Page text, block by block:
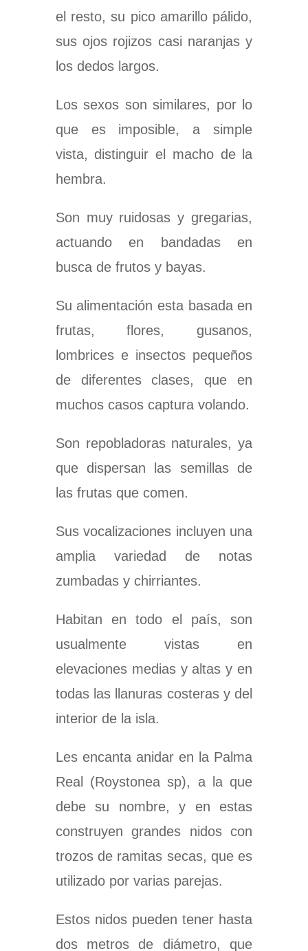
el resto, su pico amarillo pálido,
sus ojos rojizos casi naranjas y
los dedos largos.
Los sexos son similares, por lo
que es imposible, a simple
vista, distinguir el macho de la
hembra.
Son muy ruidosas y gregarias,
actuando en bandadas en
busca de frutos y bayas.
Su alimentación esta basada en
frutas, flores, gusanos,
lombrices e insectos pequeños
de diferentes clases, que en
muchos casos captura volando.
Son repobladoras naturales, ya
que dispersan las semillas de
las frutas que comen.
Sus vocalizaciones incluyen una
amplia variedad de notas
zumbadas y chirriantes.
Habitan en todo el país, son
usualmente vistas en
elevaciones medias y altas y en
todas las llanuras costeras y del
interior de la isla.
Les encanta anidar en la Palma
Real (Roystonea sp), a la que
debe su nombre, y en estas
construyen grandes nidos con
trozos de ramitas secas, que es
utilizado por varias parejas.
Estos nidos pueden tener hasta
dos metros de diámetro, que